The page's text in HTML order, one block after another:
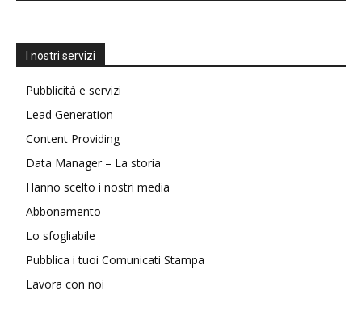
I nostri servizi
Pubblicità e servizi
Lead Generation
Content Providing
Data Manager – La storia
Hanno scelto i nostri media
Abbonamento
Lo sfogliabile
Pubblica i tuoi Comunicati Stampa
Lavora con noi